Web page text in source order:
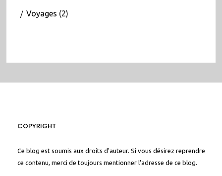
Voyages (2)
COPYRIGHT
Ce blog est soumis aux droits d'auteur. Si vous désirez reprendre
ce contenu, merci de toujours mentionner l'adresse de ce blog.